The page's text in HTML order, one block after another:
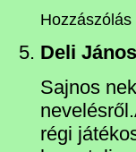
Hozzászólás
Deli
Sajnos
régi